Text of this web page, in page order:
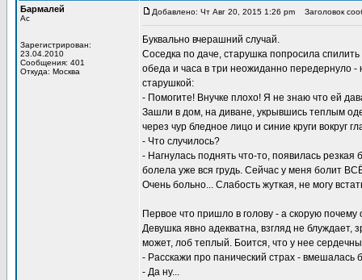
Бармалей
Ас
Зарегистрирован:
23.04.2010
Сообщения: 401
Откуда: Москва
Добавлено: Чт Авг 20, 2015 1:26 pm Заголовок
Буквально вчерашний случай.
Соседка по даче, старушка попросила
обеда и часа в три неожиданно передернуло
старушкой:
- Помогите! Внучке плохо! Я не знаю что ей
Зашли в дом, на диване, укрывшись теплым
через чур бледное лицо и синие круги вокруг
- Что случилось?
- Нагнулась поднять что-то, появилась
болела уже вся грудь. Сейчас у меня болит
Очень больно... Слабость жуткая, не могу
Первое что пришло в голову - а скорую
Девушка явно адекватна, взгляд не
может, лоб теплый. Боится, что у нее
- Расскажи про панический страх - вмешалась
- Да ну...